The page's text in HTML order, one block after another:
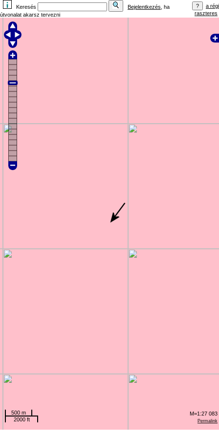
Keresés Bejelentkezés , ha
útvonalat akarsz tervezni
a régi
raszteres
Permalink
500 m
2000 ft
M=1:27 083